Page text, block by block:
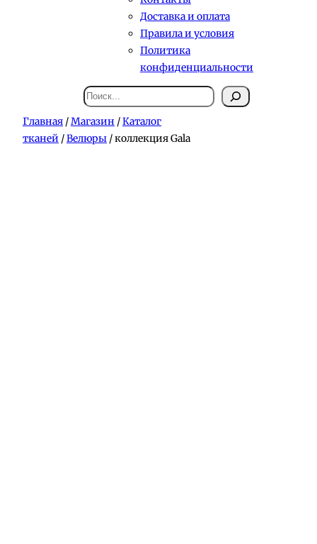
Доставка и оплата
Правила и условия
Политика
конфиденциальности
Поиск
Главная /Магазин /Каталог
тканей /Велюры / коллекция Gala